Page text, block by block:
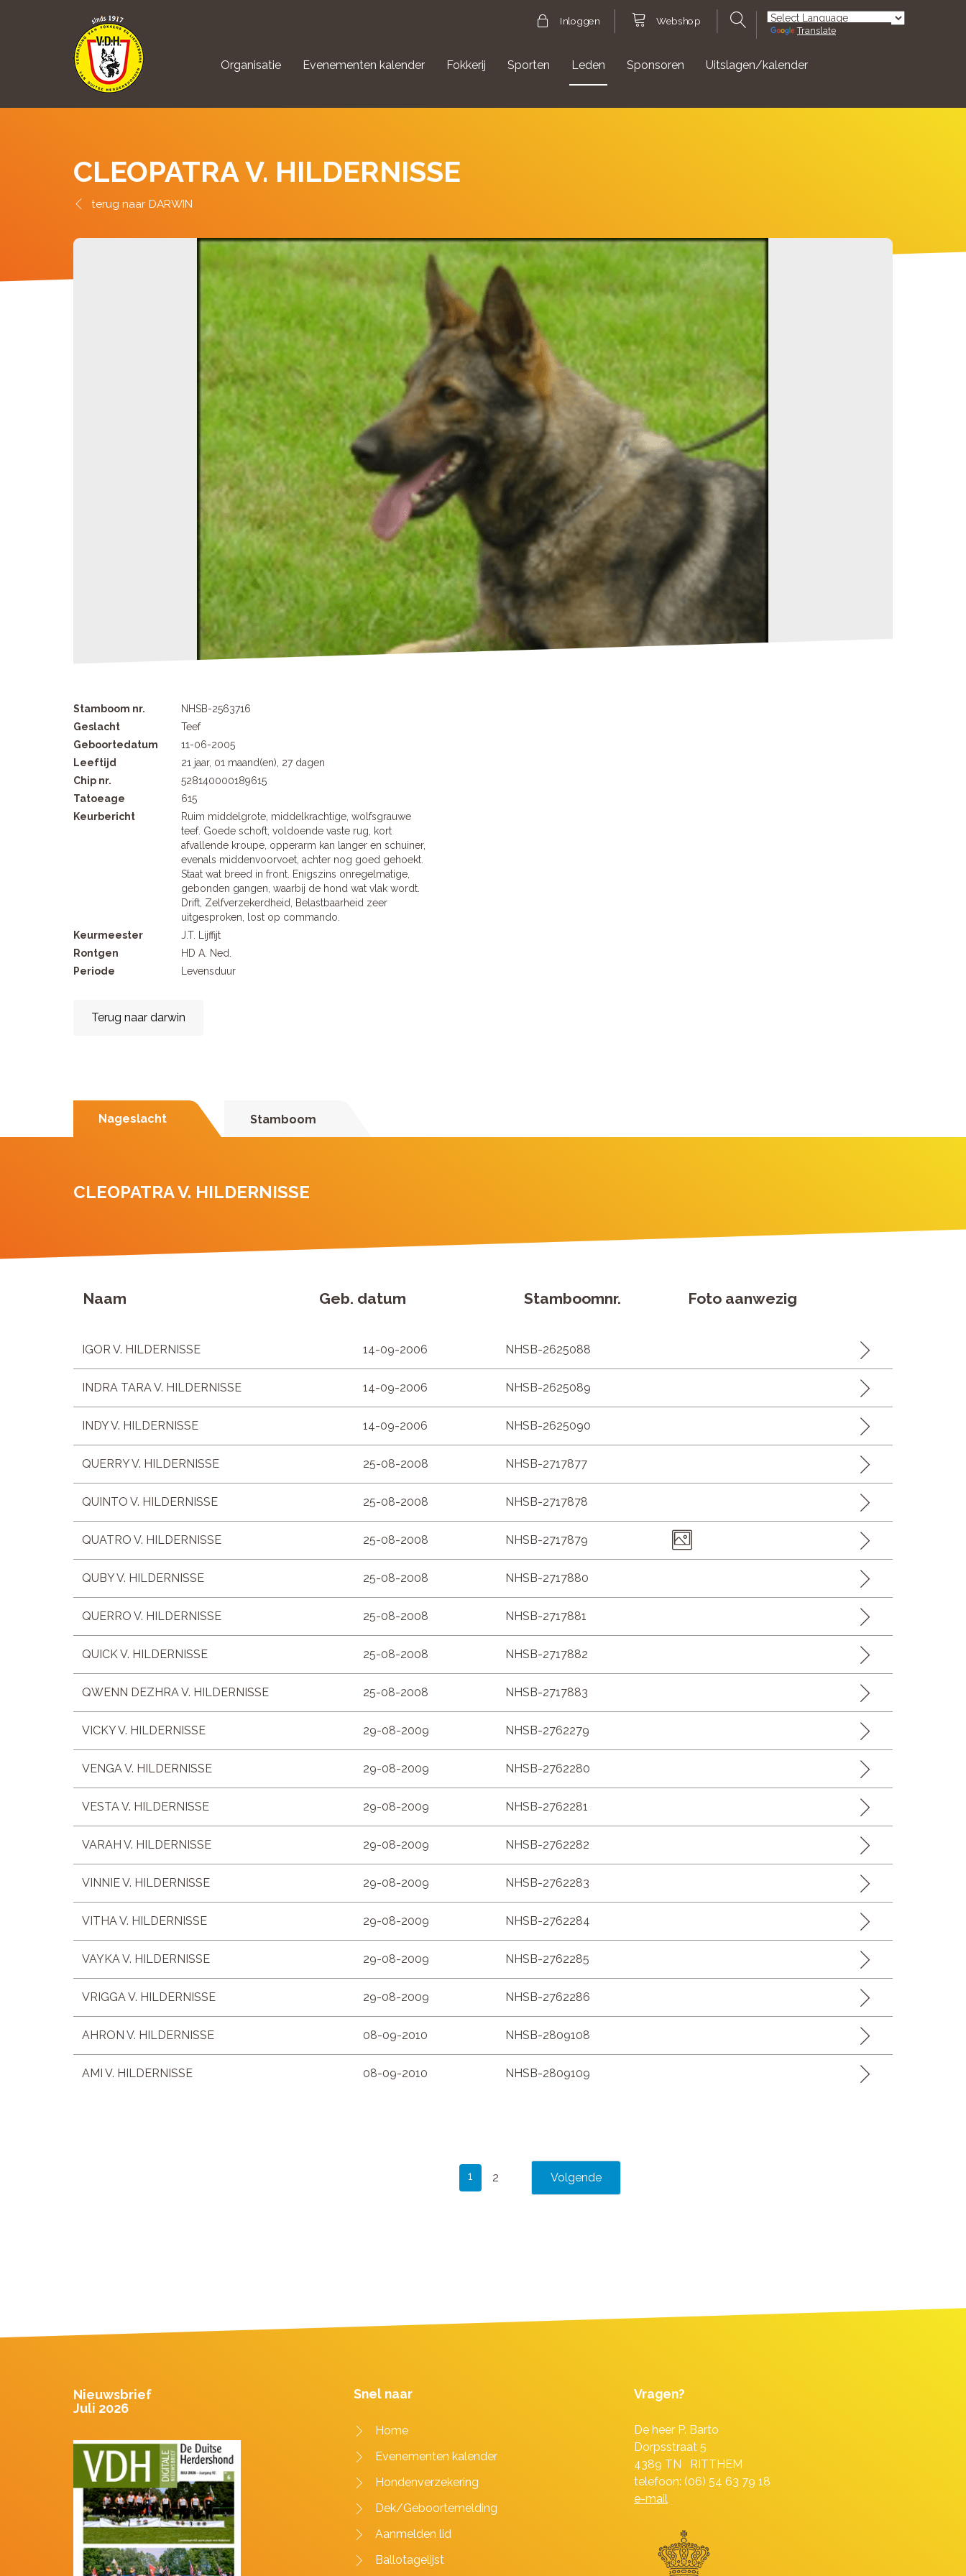
Inloggen Webshop
Powered by
Translate
Organisatie Evenementen kalender Fokkerij Sporten Leden Sponsoren Uitslagen/kalender
CLEOPATRA V. HILDERNISSE
DARWIN
Stamboom nr.
NHSB-2563716
Geslacht
Teef
Geboortedatum
11-06-2005
Leeftijd
21 jaar, 01 maand(en), 27 dagen
Chip nr.
528140000189615
Tatoeage
615
Keurbericht
Ruim middelgrote, middelkrachtige, wolfsgrauwe
teef. Goede schoft, voldoende vaste rug, kort
afvallende kroupe, opperarm kan langer en schuiner,
evenals middenvoorvoet, achter nog goed gehoekt.
Staat wat breed in front. Enigszins onregelmatige,
gebonden gangen, waarbij de hond wat vlak wordt.
Drift, Zelfverzekerdheid, Belastbaarheid zeer
uitgesproken, lost op commando.
Keurmeester
J.T. Lijffijt
Rontgen
HD A. Ned.
Periode
Levensduur
Terug naar darwin
Nageslacht Stamboom
CLEOPATRA V. HILDERNISSE
Naam Geb. datum Stamboomnr. Foto aanwezig
IGOR V. HILDERNISSE 14-09-2006 NHSB-2625088
INDRA TARA V. HILDERNISSE 14-09-2006 NHSB-2625089
INDY V. HILDERNISSE 14-09-2006 NHSB-2625090
QUERRY V. HILDERNISSE 25-08-2008 NHSB-2717877
QUINTO V. HILDERNISSE 25-08-2008 NHSB-2717878
QUATRO V. HILDERNISSE 25-08-2008 NHSB-2717879
QUBY V. HILDERNISSE 25-08-2008 NHSB-2717880
QUERRO V. HILDERNISSE 25-08-2008 NHSB-2717881
QUICK V. HILDERNISSE 25-08-2008 NHSB-2717882
QWENN DEZHRA V. HILDERNISSE 25-08-2008 NHSB-2717883
VICKY V. HILDERNISSE 29-08-2009 NHSB-2762279
VENGA V. HILDERNISSE 29-08-2009 NHSB-2762280
VESTA V. HILDERNISSE 29-08-2009 NHSB-2762281
VARAH V. HILDERNISSE 29-08-2009 NHSB-2762282
VINNIE V. HILDERNISSE 29-08-2009 NHSB-2762283
VITHA V. HILDERNISSE 29-08-2009 NHSB-2762284
VAYKA V. HILDERNISSE 29-08-2009 NHSB-2762285
VRIGGA V. HILDERNISSE 29-08-2009 NHSB-2762286
AHRON V. HILDERNISSE 08-09-2010 NHSB-2809108
AMI V. HILDERNISSE 08-09-2010 NHSB-2809109
1 2
Nieuwsbrief
Juli 2026
Snel naar
Home
Evenementen kalender
Hondenverzekering
Dek/Geboortemelding
Aanmelden lid
Ballotagelijst
Vragen?
De heer P. Barto
Dorpsstraat 5
4389 TN RITTHEM
telefoon: (06) 54 63 79 18
e-mail